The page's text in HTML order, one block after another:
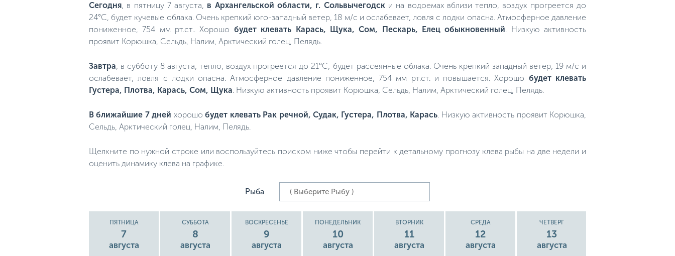
Сегодня , в пятницу 7 августа, в Архангельской области, г. Сольвычегодск и на водоемах вблизи тепло, воздух прогреется до
24°C, будет кучевые облака. Очень крепкий юго-западный ветер, 18 м/с и ослабевает, ловля с лодки опасна. Атмосферное давление
пониженное, 754 мм рт.ст.. Хорошо будет клевать Карась, Щука, Сом, Пескарь, Елец обыкновенный . Низкую активность
проявит Корюшка, Сельдь, Налим, Арктический голец, Пелядь.
Завтра , в субботу 8 августа, тепло, воздух прогреется до 21°C, будет рассеянные облака. Очень крепкий западный ветер, 19 м/с и
ослабевает, ловля с лодки опасна. Атмосферное давление пониженное, 754 мм рт.ст. и повышается. Хорошо будет клевать
Густера, Плотва, Карась, Сом, Щука . Низкую активность проявит Корюшка, Сельдь, Налим, Арктический голец, Пелядь.
В ближайшие 7 дней хорошобудет клевать Рак речной, Судак, Густера, Плотва, Карась . Низкую активность проявит Корюшка,
Сельдь, Арктический голец, Налим, Пелядь.
Щелкните по нужной строке или воспользуйтесь поиском ниже чтобы перейти к детальному прогнозу клева рыбы на две недели и
оценить динамику клева на графике.
Рыба
ПЯТНИЦА
7
августа
СУББОТА
8
августа
ВОСКРЕСЕНЬЕ
9
августа
ПОНЕДЕЛЬНИК
10
августа
ВТОРНИК
11
августа
СРЕДА
12
августа
ЧЕТВЕРГ
13
августа